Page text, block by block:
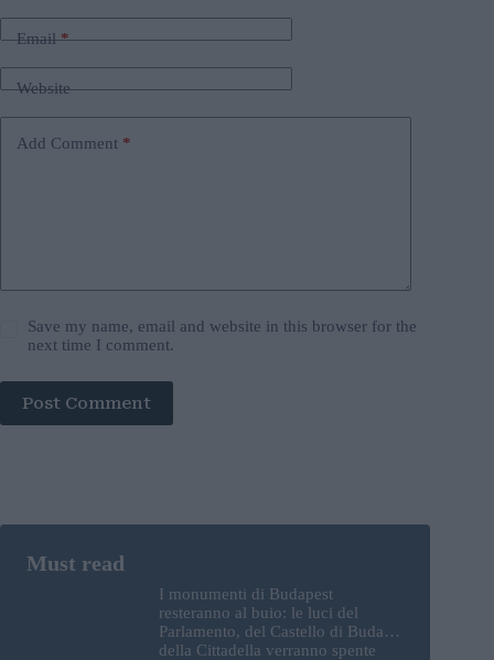
Email*
Website
Add Comment *
Save my name, email and website in this browser for the
next time I comment.
Post Comment
I monumenti di Budapest
resteranno al buio: le luci del
Parlamento, del Castello di Buda e
della Cittadella verranno spente